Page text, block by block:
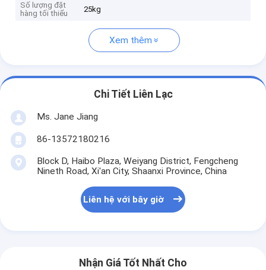
Số lượng đặt
hàng tối thiểu
25kg
Xem thêm
Chi Tiết Liên Lạc
Ms. Jane Jiang
86-13572180216
Block D, Haibo Plaza, Weiyang District, Fengcheng
Nineth Road, Xi'an City, Shaanxi Province, China
Liên hệ với bây giờ
Nhận Giá Tốt Nhất Cho